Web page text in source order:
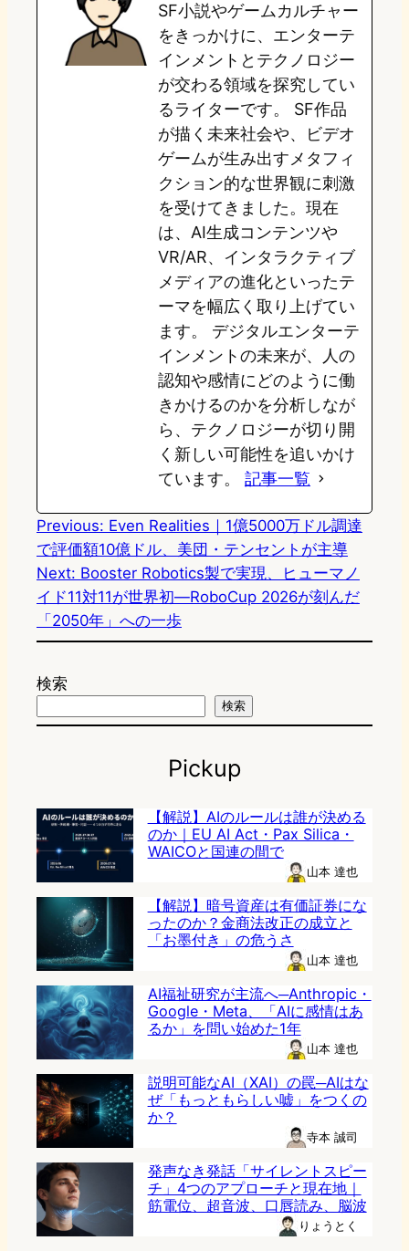
d
o
n
k
y
o
o
k
a
SF小説やゲームカルチャー
をきっかけに、エンターテ
インメントとテクノロジー
が交わる領域を探究してい
るライターです。 SF作品
が描く未来社会や、ビデオ
ゲームが生み出すメタフィ
クション的な世界観に刺激
を受けてきました。現在
は、AI生成コンテンツや
VR/AR、インタラクティブ
メディアの進化といったテ
ーマを幅広く取り上げてい
ます。 デジタルエンターテ
インメントの未来が、人の
認知や感情にどのように働
きかけるのかを分析しなが
ら、テクノロジーが切り開
く新しい可能性を追いかけ
ています。 記事一覧
Previous: Even Realities｜1億5000万ドル調達
で評価額10億ドル、美団・テンセントが主導
Next: Booster Robotics製で実現、ヒューマノ
イド11対11が世界初—RoboCup 2026が刻んだ
「2050年」への一歩
検索
検索
Pickup
【解説】AIのルールは誰が決める
のか｜EU AI Act・Pax Silica・
WAICOと国連の間で
山本 達也
【解説】暗号資産は有価証券にな
ったのか？金商法改正の成立と
「お墨付き」の危うさ
山本 達也
AI福祉研究が主流へ─Anthropic・
Google・Meta、「AIに感情はあ
るか」を問い始めた1年
山本 達也
説明可能なAI（XAI）の罠─AIはな
ぜ「もっともらしい嘘」をつくの
か？
寺本 誠司
発声なき発話「サイレントスピー
チ」4つのアプローチと現在地｜
筋電位、超音波、口唇読み、脳波
りょうとく